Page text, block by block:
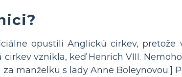
opustili Anglickú cirkev, pretože
vznikla, keď Henrich VIII.
manželku s lady Anne Boleynovou.]